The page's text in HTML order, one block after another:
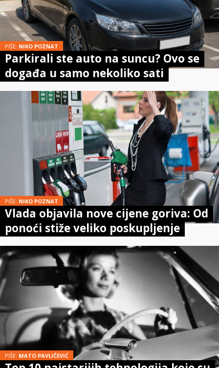
PIŠE: NIKO POZNAT
Parkirali ste auto na suncu? Ovo se
događa u samo nekoliko sati
PIŠE: NIKO POZNAT
Vlada objavila nove cijene goriva: Od
ponoći stiže veliko poskupljenje
PIŠE: MATO PAVLIČEVIĆ